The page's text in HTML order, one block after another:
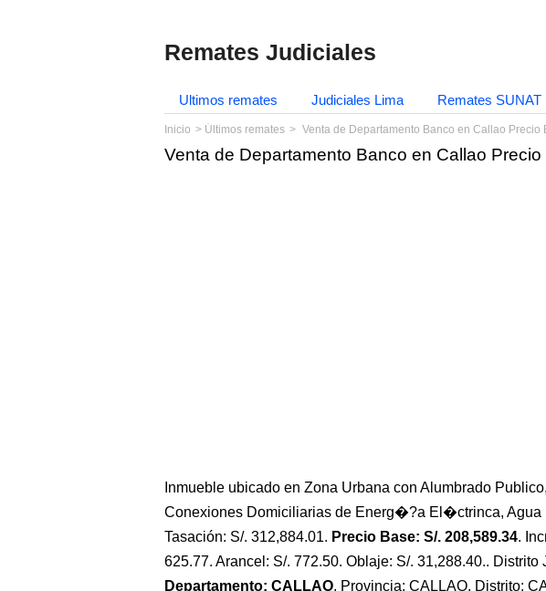
Remates Judiciales
Ultimos remates Judiciales Lima Remates SUNAT
Inicio Últimos remates Venta de Departamento Banco en Callao Precio
Venta de Departamento Banco en Callao
Inmueble ubicado en Zona Urbana con Alumbrado
Conexiones Domiciliarias de Energ�?a El�ctrinca, Agua
Tasación: S/. 312,884.01. Precio Base: S/. 208,589.34.
625.77. Arancel: S/. 772.50. Oblaje: S/. 31,288.40.. Distrito
Departamento: CALLAO. Provincia: CALLAO. Distrito: